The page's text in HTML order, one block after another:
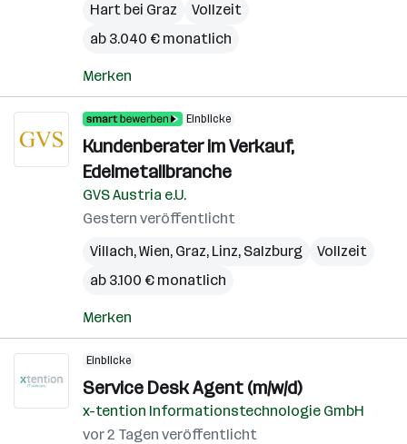
Hart bei Graz
Vollzeit
ab 3.040 € monatlich
Merken
Einblicke
Kundenberater im Verkauf,
Edelmetallbranche
GVS Austria e.U.
Gestern veröffentlicht
Villach,Wien, Graz, Linz, Salzburg
Vollzeit
ab 3.100 € monatlich
Merken
Einblicke
Service Desk Agent (m/w/d)
x-tention Informationstechnologie GmbH
vor 2 Tagen veröffentlicht